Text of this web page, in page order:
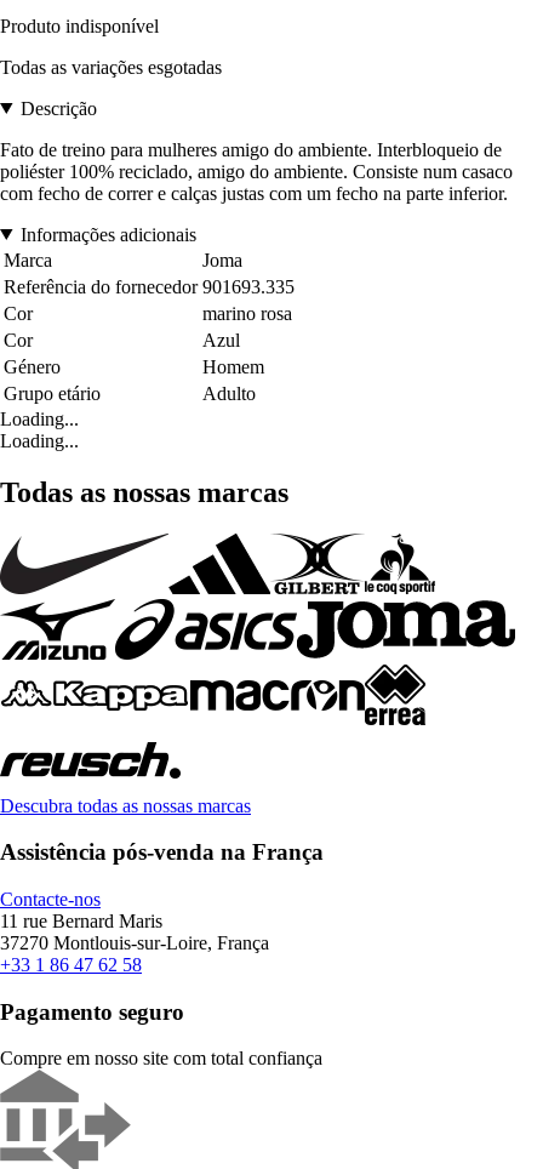
Produto indisponível
Todas as variações esgotadas
Descrição
Fato de treino para mulheres amigo do ambiente. Interbloqueio de
poliéster 100% reciclado, amigo do ambiente. Consiste num casaco
com fecho de correr e calças justas com um fecho na parte inferior.
Informações adicionais
Marca
Joma
Referência do fornecedor 901693.335
Cor
marino rosa
Cor
Azul
Género
Homem
Grupo etário
Adulto
Loading...
Loading...
Todas as nossas marcas
Descubra todas as nossas marcas
Assistência pós-venda na França
Contacte-nos
11 rue Bernard Maris
37270 Montlouis-sur-Loire, França
+33 1 86 47 62 58
Pagamento seguro
Compre em nosso site com total confiança